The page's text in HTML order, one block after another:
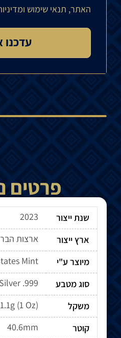
האתר, תנאי שימוש
פרטים
שנת ייצור
2023
ארץ ייצור
ארצות
מיוצר ע"י
Mint
סוג מטבע
Silver .999
משקל
(1 Oz)
קוטר
40.6mm